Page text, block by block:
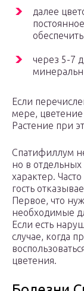
далее
через 5-7
Если
мере,
Растение при
Спатифиллум
но в отдельных
характер.
гость
Первое, что
необходимые
Если есть
случае, когда
цветения.